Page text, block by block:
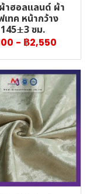
าฮอลแลนด์ ผ้า
เทค หน้ากว้าง
145±3 ซม.
- ฿2,550